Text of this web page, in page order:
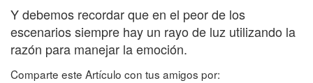
Y debemos recordar que en el peor de los
escenarios siempre hay un rayo de luz utilizando la
razón para manejar la emoción.
Comparte este Artículo con tus amigos por: